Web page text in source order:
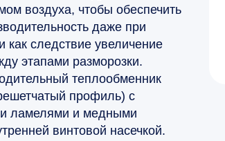
воздуха, чтобы обеспечить
даже при
как следствие увеличение
этапами разморозки.
теплообменник
профиль) с
ламелями и медными
винтовой насечкой.